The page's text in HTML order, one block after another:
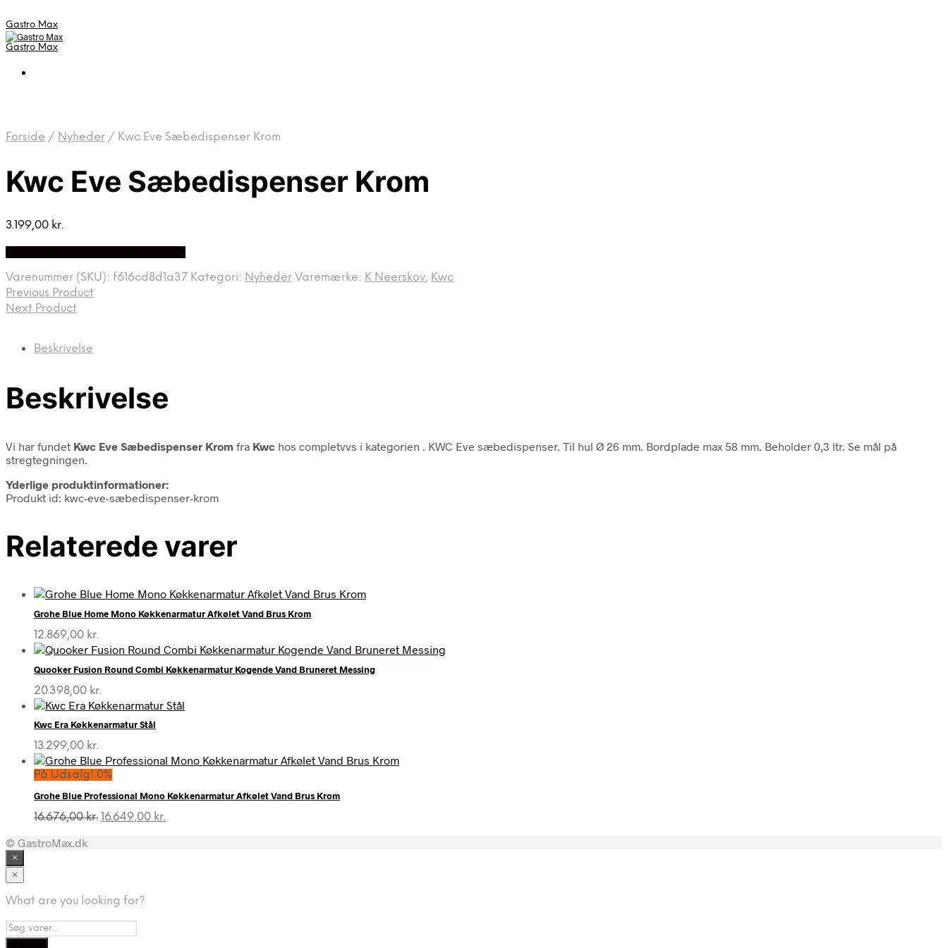
Gastro Max
Gastro Max
Forside / Nyheder / Kwc Eve Sæbedispenser Krom
Kwc Eve Sæbedispenser Krom
3.199,00 kr.
Varenummer (SKU): f616cd8d1a37 Kategori: Nyheder Varemærke: K Neerskov, Kwc
Previous Product
Next Product
Beskrivelse
Beskrivelse
Vi har fundet Kwc Eve Sæbedispenser Krom fra Kwc hos completvvs i kategorien
. KWC Eve sæbedispenser. Til hul Ø 26 mm. Bordplade max 58 mm. Beholder 0,3 ltr. Se mål på
stregtegningen.
Yderlige produktinformationer:
Produkt id: kwc-eve-sæbedispenser-krom
Relaterede varer
Grohe Blue Home Mono Køkkenarmatur Afkølet Vand Brus Krom
12.869,00 kr.
Quooker Fusion Round Combi Køkkenarmatur Kogende Vand Bruneret Messing
20.398,00 kr.
Kwc Era Køkkenarmatur Stål
13.299,00 kr.
På Udsalg! 0%
Grohe Blue Professional Mono Køkkenarmatur Afkølet Vand Brus Krom
16.676,00kr. Den
16.649,00 kr.
© GastroMax.dk
×
×
What are you looking for?